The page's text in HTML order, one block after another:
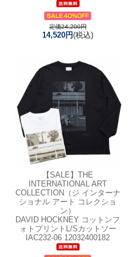
定価24,200円
14,520円(税込)
【SALE】 THE
INTERNATIONAL ART
COLLECTION（ジ インターナ
ショナル アート コレクショ
ン）
DAVID HOCKNEY コットンフ
ォトプリントL/Sカットソー
IAC232-06 12032400182